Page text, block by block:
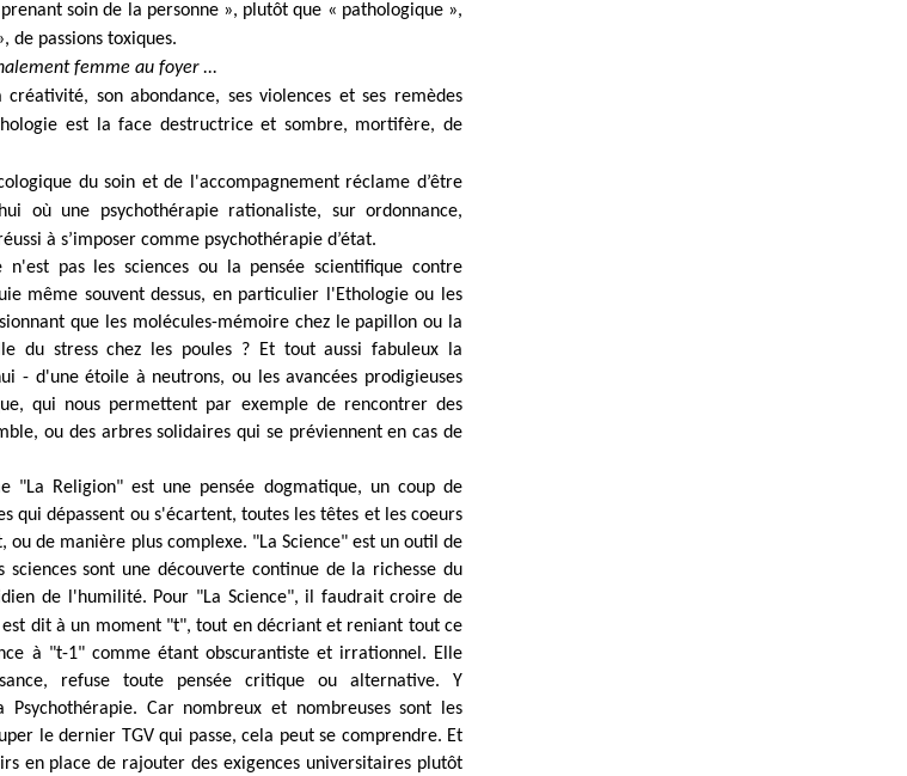
soin de la personne », plutôt que « pathologique »,
de passions toxiques.
femme au foyer ...
créativité, son abondance, ses violences et ses remèdes
est la face destructrice et sombre, mortifère, de
du soin et de l'accompagnement réclame d’être
où une psychothérapie rationaliste, sur ordonnance,
à s’imposer comme psychothérapie d’état.
n'est pas les sciences ou la pensée scientifique contre
même souvent dessus, en particulier
l'Ethologie ou les
que les molécules-mémoire chez le papillon ou la
du stress chez les poules ? Et tout aussi fabuleux la
- d'une étoile à neutrons, ou les avancées prodigieuses
qui nous permettent par exemple de rencontrer des
ou des arbres solidaires qui se préviennent en cas de
"La Religion" est une pensée dogmatique, un coup de
qui dépassent ou s'écartent, toutes les têtes et les coeurs
de manière plus complexe. "La Science" est un outil de
sont une découverte continue de la richesse du
de l'humilité. Pour "La Science", il faudrait croire de
dit à un moment "t", tout en décriant et reniant tout ce
à "t-1" comme étant obscurantiste et irrationnel. Elle
refuse toute pensée critique ou alternative. Y
Car nombreux et nombreuses sont les
le dernier TGV qui passe, cela peut se comprendre. Et
en place de rajouter des exigences universitaires plutôt